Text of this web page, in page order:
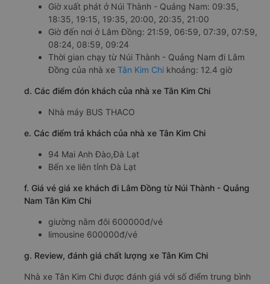
c. Lộ trình, giờ khởi hành và giờ kết thúc của xe khách Tân
Kim Chi
Giờ xuất phát ở Núi Thành - Quảng Nam: 09:35,
18:35, 19:15, 19:35, 20:00, 20:35, 21:00
Giờ đến nơi ở Lâm Đồng: 21:59, 06:59, 07:39, 07:59,
08:24, 08:59, 09:24
Đồng của nhà xeTân Kim Chi
d. Các điểm đón khách của nhà xe Tân Kim Chi
Nhà máy BUS THACO
94 Mai Anh Đào,Đà Lạt
f. Giá vé giá xe khách đi Lâm Đồng từ Núi Thành - Quảng
limousine 600000đ/vé